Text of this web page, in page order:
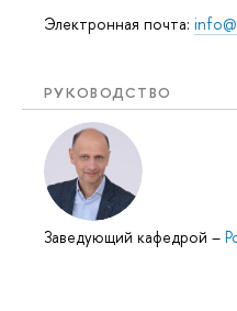
Электронная почта:
РУКОВОДСТВО
Заведующий кафедрой –